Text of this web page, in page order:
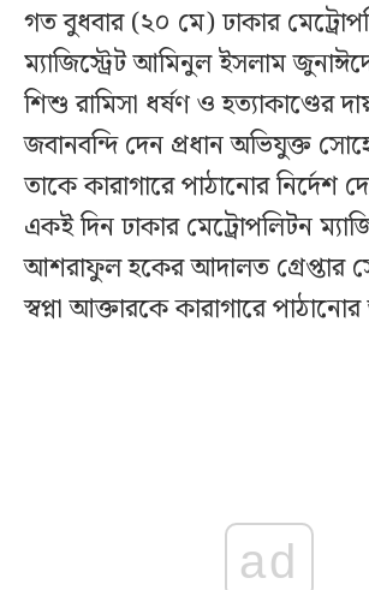
গত বুধবার (২০ মে) ঢাকার
ম্যাজিস্ট্রেট আমিনুল ইসলাম
শিশু রামিসা ধর্ষণ ও হত্যাকাণ্ডের
জবানবন্দি দেন প্রধান অভিযুক্ত
তাকে কারাগারে পাঠানোর নির্দেশ
একই দিন ঢাকার মেট্রোপলিটন
আশরাফুল হকের আদালত গ্রেপ্তার
স্বপ্না আক্তারকে কারাগারে
ad